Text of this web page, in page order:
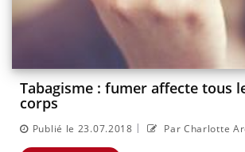
Tabagisme : fumer affecte tous
corps
Publié le 23.07.2018 | Par Charlotte